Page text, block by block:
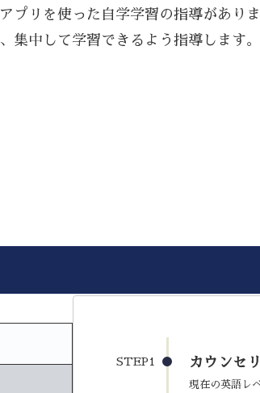
プリを使った自学学習の指導があり
集中して学習できるよう指導します。
STEP1 カウンセ
現在の英語レ